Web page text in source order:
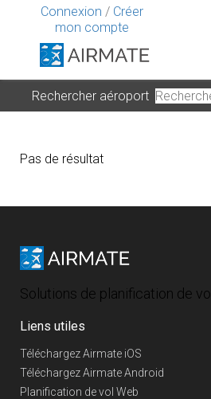
Connexion / Créer
mon compte
Rechercher aéroport
Pas de résultat
Solutions de planification de vol
Liens utiles
Téléchargez Airmate iOS
Téléchargez Airmate Android
Planification de vol Web